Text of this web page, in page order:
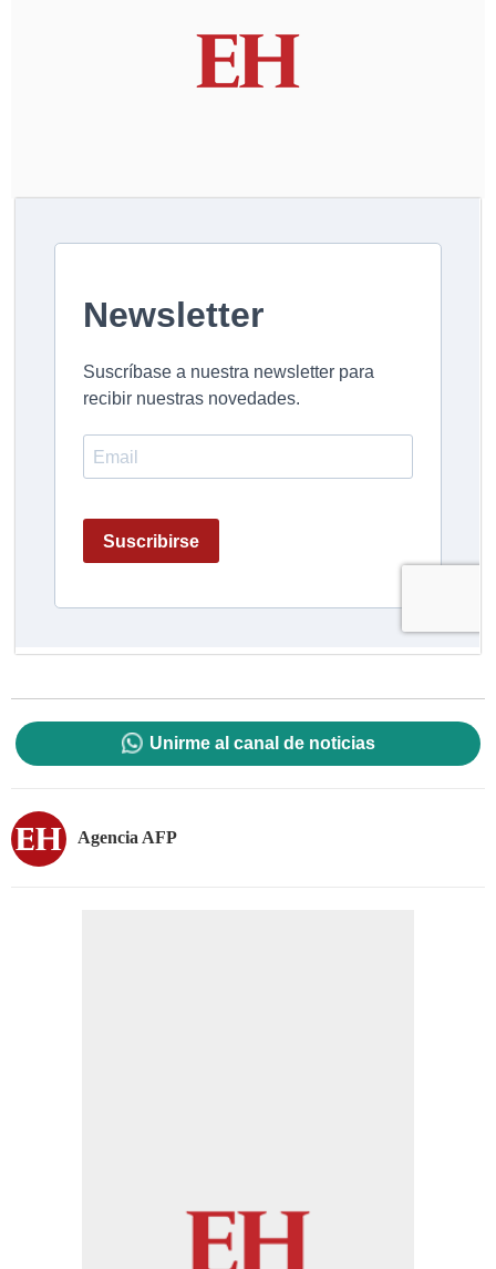
Unirme al canal de noticias
Agencia AFP